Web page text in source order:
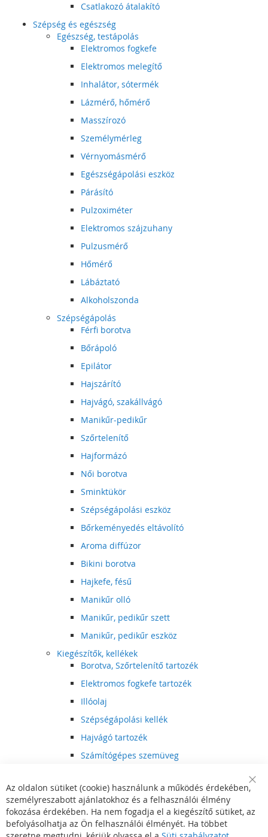
Csatlakozó átalakító
Szépség és egészség
Egészség, testápolás
Elektromos fogkefe
Elektromos melegítő
Inhalátor, sótermék
Lázmérő, hőmérő
Masszírozó
Személymérleg
Vérnyomásmérő
Egészségápolási eszköz
Párásító
Pulzoximéter
Elektromos szájzuhany
Pulzusmérő
Hőmérő
Lábáztató
Alkoholszonda
Szépségápolás
Férfi borotva
Bőrápoló
Epilátor
Hajszárító
Hajvágó, szakállvágó
Manikűr-pedikűr
Szőrtelenítő
Hajformázó
Női borotva
Sminktükör
Szépségápolási eszköz
Bőrkeményedés eltávolító
Aroma diffúzor
Bikini borotva
Hajkefe, fésű
Manikűr olló
Manikűr, pedikűr szett
Manikűr, pedikűr eszköz
Kiegészítők, kellékek
Borotva, Szőrtelenítő tartozék
Elektromos fogkefe tartozék
Illóolaj
Szépségápolási kellék
Hajvágó tartozék
Számítógépes szemüveg
Hajvágó kiegészítő
Szórakoztató elektronika
Multimédia
DVD, BluRay lejátszó
Bar
Az oldalon sütiket (cookie) használunk a működés érdekében,
személyreszabott ajánlatokhoz és a felhasználói élmény
fokozása érdekében. Ha nem fogadja el a kiegészítő sütiket, az
befolyásolhatja az Ön felhasználói élményét. Ha többet